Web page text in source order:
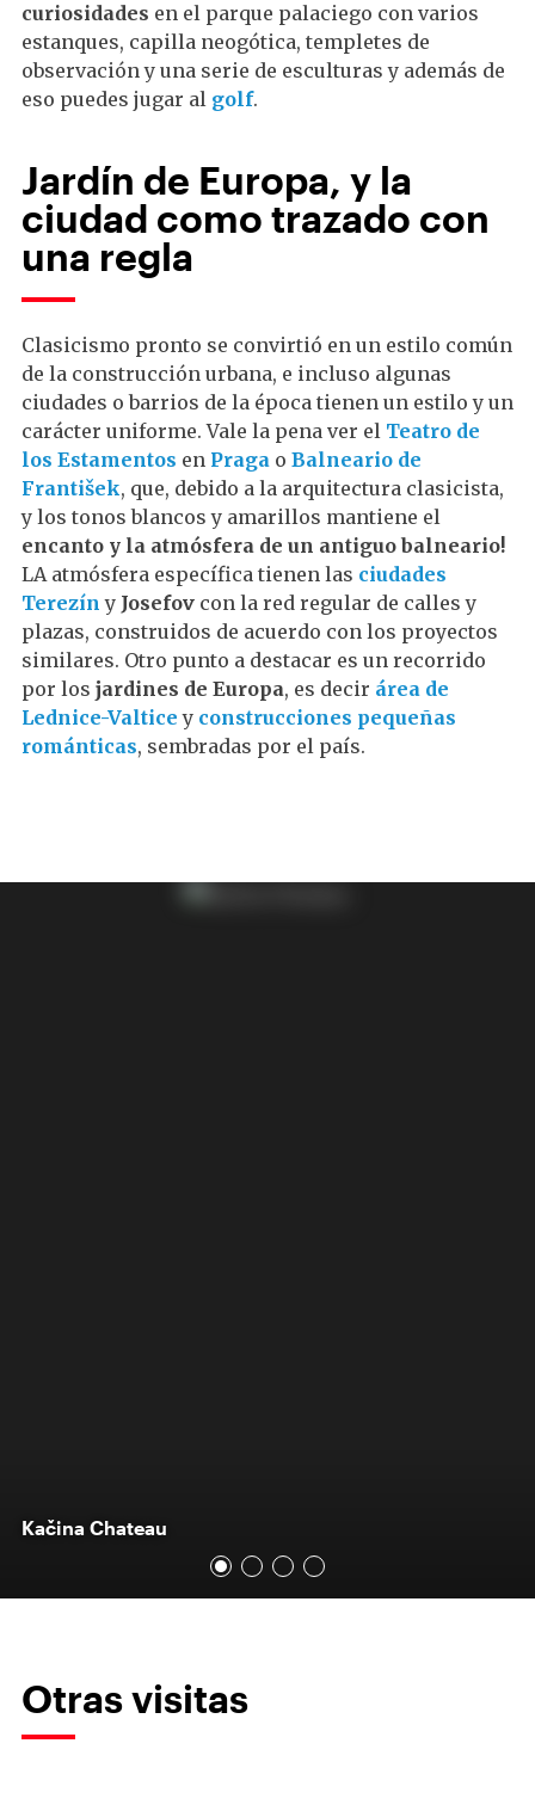
curiosidades en el parque palaciego con varios
estanques, capilla neogótica, templetes de
observación y una serie de esculturas y además de
eso puedes jugar al golf.
Jardín de Europa, y la
ciudad como trazado con
una regla
Clasicismo pronto se convirtió en un estilo común
de la construcción urbana, e incluso algunas
ciudades o barrios de la época tienen un estilo y un
carácter uniforme. Vale la pena ver el Teatro de
los Estamentos en Praga o Balneario de
František, que, debido a la arquitectura clasicista,
y los tonos blancos y amarillos mantiene el
encanto y la atmósfera de un antiguo balneario!
LA atmósfera específica tienen las ciudades
Terezín y Josefov con la red regular de calles y
plazas, construidos de acuerdo con los proyectos
similares. Otro punto a destacar es un recorrido
por los jardines de Europa, es decir área de
Lednice-Valtice y construcciones pequeñas
románticas, sembradas por el país.
Kačina Chateau
Otras visitas